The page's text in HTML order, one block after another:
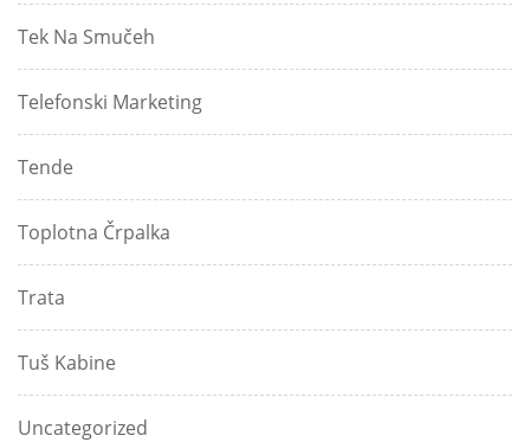
Tek Na Smučeh
Telefonski Marketing
Tende
Toplotna Črpalka
Trata
Tuš Kabine
Uncategorized